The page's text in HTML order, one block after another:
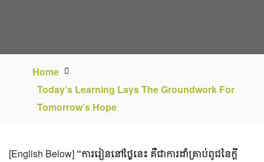
Home
Today’s Learning Lays The Groundwork For
Tomorrow’s Hope
[English Below] “ការរៀននៅថ្ងៃនេះ គឺជាការដាំគ្រាប់ពូជនៃក្ដី